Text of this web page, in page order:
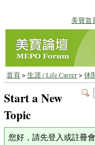
美寶首
首頁> 生涯 / Life Career> 休
Start a New
Topic
您好，請先登入或註冊